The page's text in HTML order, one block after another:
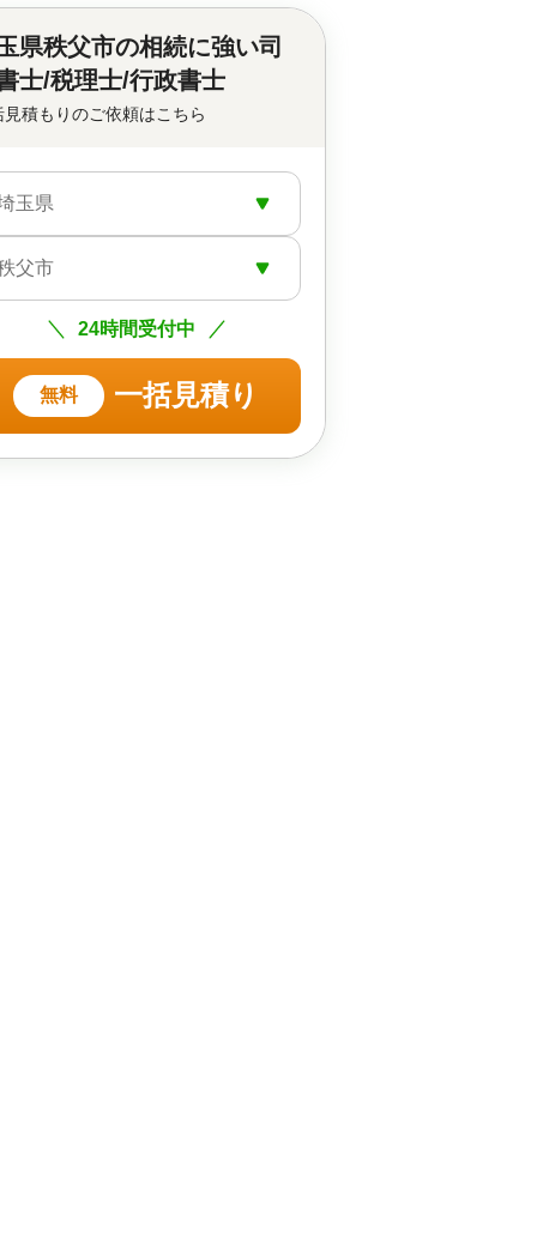
県秩父市の相続に強い司
士/税理士/行政書士
見積もりのご依頼はこちら
玉県
父市
24時間受付中
無料 一括見積り